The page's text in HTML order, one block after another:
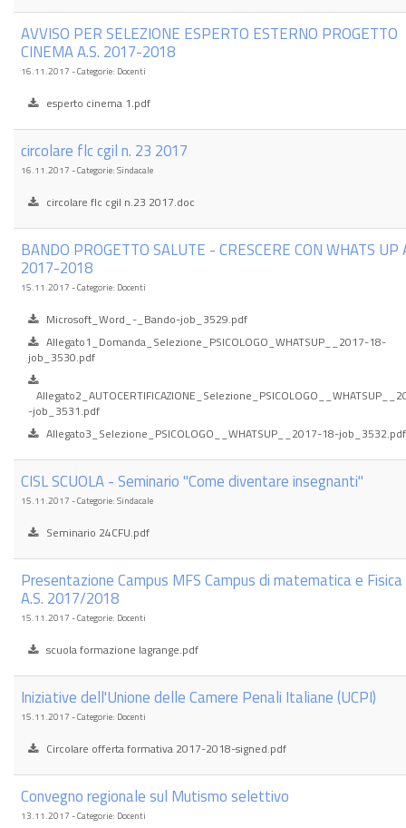
AVVISO PER SELEZIONE ESPERTO ESTERNO PROGETTO
CINEMA A.S. 2017-2018
16.11.2017 - Categorie: Docenti
esperto cinema 1.pdf
circolare flc cgil n. 23 2017
16.11.2017 - Categorie: Sindacale
circolare flc cgil n.23 2017.doc
BANDO PROGETTO SALUTE - CRESCERE CON WHATS UP
2017-2018
15.11.2017 - Categorie: Docenti
Microsoft_Word_-_Bando-job_3529.pdf
Allegato1_Domanda_Selezione_PSICOLOGO_WHATSUP__2017-18-
job_3530.pdf
-job_3531.pdf
Allegato3_Selezione_PSICOLOGO__WHATSUP__2017-18-job_3532.pdf
CISL SCUOLA - Seminario "Come diventare insegnanti"
15.11.2017 - Categorie: Sindacale
Seminario 24CFU.pdf
Presentazione Campus MFS Campus di matematica e
A.S. 2017/2018
15.11.2017 - Categorie: Docenti
scuola formazione lagrange.pdf
Iniziative dell'Unione delle Camere Penali Italiane (UCPI)
15.11.2017 - Categorie: Docenti
Circolare offerta formativa 2017-2018-signed.pdf
Convegno regionale sul Mutismo selettivo
13.11.2017 - Categorie: Docenti